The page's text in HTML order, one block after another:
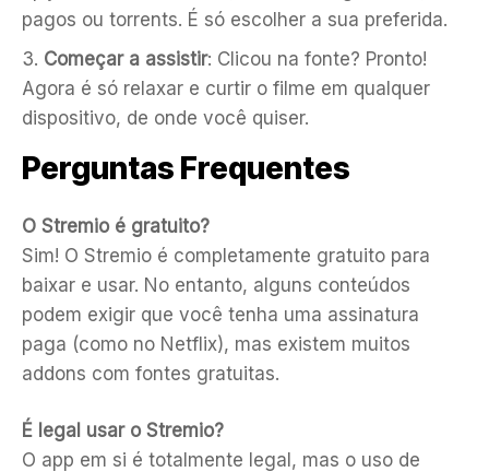
pagos ou torrents. É só escolher a sua preferida.
Começar a assistir: Clicou na fonte? Pronto!
Agora é só relaxar e curtir o filme em qualquer
dispositivo, de onde você quiser.
Perguntas Frequentes
O Stremio é gratuito?
Sim! O Stremio é completamente gratuito para
baixar e usar. No entanto, alguns conteúdos
podem exigir que você tenha uma assinatura
paga (como no Netflix), mas existem muitos
addons com fontes gratuitas.
É legal usar o Stremio?
O app em si é totalmente legal, mas o uso de